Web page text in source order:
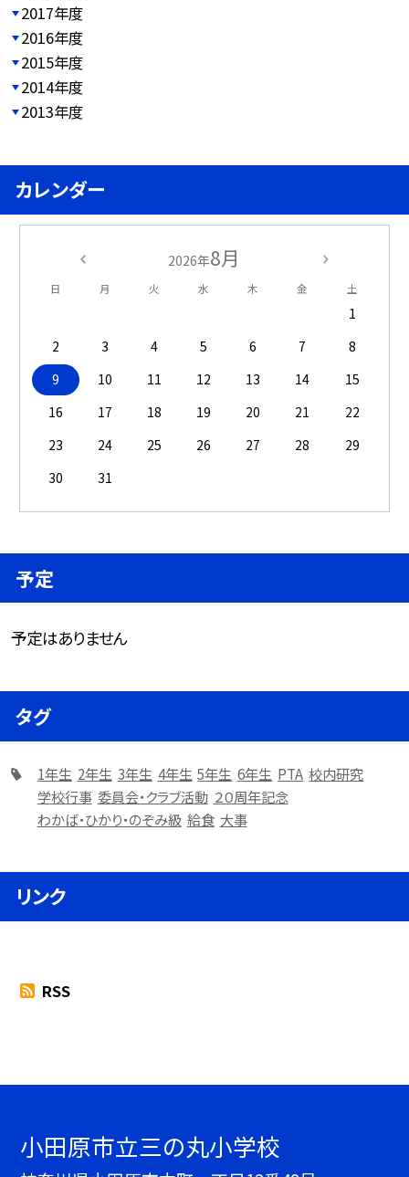
2017年度
2016年度
2015年度
2014年度
2013年度
カレンダー
2026年8月
日 月 火 水 木 金 土
1
2
3 4 5 6 7
8
9
10 11 12 13 14
15
16
17 18 19 20 21
22
23
24 25 26 27 28
29
30
31
予定
予定はありません
タグ
1年生 2年生 3年生 4年生 5年生 6年生 PTA 校内研究
学校行事 委員会・クラブ活動 ２０周年記念
わかば・ひかり・のぞみ級 給食 大事
リンク
RSS
小田原市立三の丸小学校